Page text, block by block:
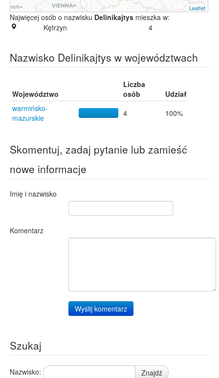
Leaflet
Najwięcej osób o nazwisku Delinikajtys mieszka w:
Kętrzyn
4
Nazwisko Delinikajtys w województwach
Województwo
Liczba
osób
Udział
warmińsko-
mazurskie
4 100%
Skomentuj, zadaj pytanie lub zamieść
nowe informacje
Imię i nazwisko
Komentarz
Wyślij komentarz
Szukaj
Nazwisko: Znajdź